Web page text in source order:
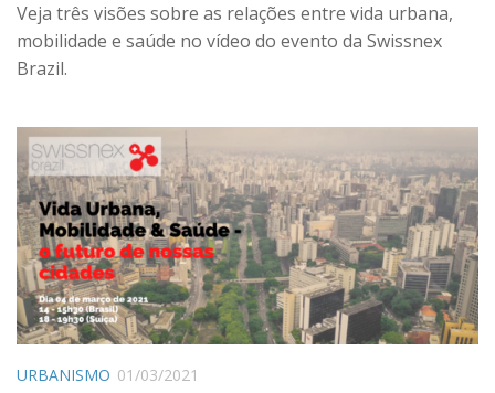
Veja três visões sobre as relações entre vida urbana,
mobilidade e saúde no vídeo do evento da Swissnex
Brazil.
URBANISMO 01/03/2021